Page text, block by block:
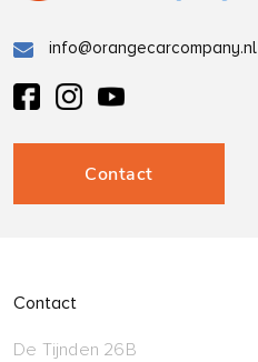
info@orangecarcompany.nl
Contact
Contact
De Tijnden 26B